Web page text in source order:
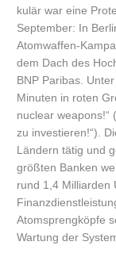
kulär war eine
September: In
Atomwaffen-
dem Dach des
BNP Paribas.
Minuten in roten
nuclear weapons!“
zu investieren!“).
Ländern tätig und
größten Banken
rund 1,4 Milliarden
Atomsprengköpfe
Wartung der